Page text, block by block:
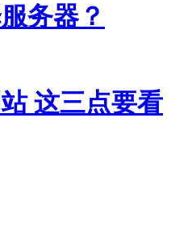
务器？
这三点要看